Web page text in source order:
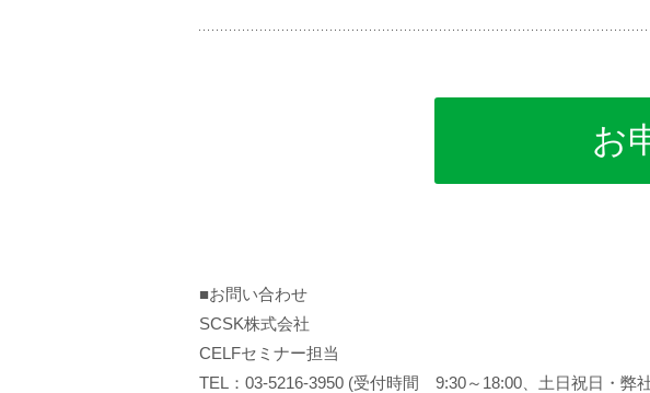
お
■お問い合わせ
SCSK株式会社
CELFセミナー担当
TEL：03-5216-3950 (受付時間 9:30～18:00、土日祝日・弊